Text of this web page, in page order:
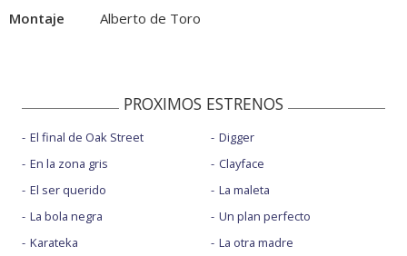
Montaje
Alberto de Toro
PROXIMOS ESTRENOS
El final de Oak Street
En la zona gris
El ser querido
La bola negra
Karateka
Digger
Clayface
La maleta
Un plan perfecto
La otra madre